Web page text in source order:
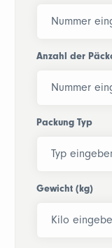
Anzahl der
Packung Typ
Gewicht (kg)